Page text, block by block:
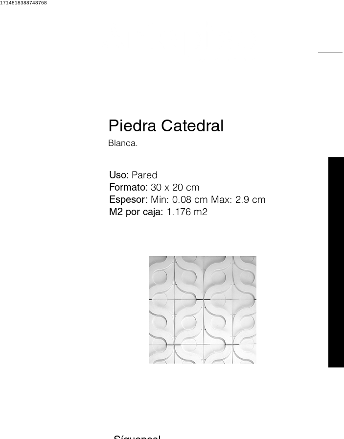
1714818388748768
Piedra Catedral
Blanca.
Uso: Pared
Formato: 30 x 20 cm
Espesor: Min: 0.08 cm Max: 2.9 cm
M2 por caja: 1.176 m2